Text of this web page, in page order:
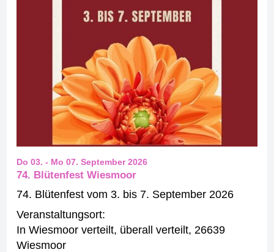
74. Blütenfest Wiesmoor
Do 03. - Mo 07. September 2026
Veranstaltungsort:
In Wiesmoor verteilt, überall verteilt, 26639
Wiesmoor
74. Blütenfest vom 3. bis 7. September 2026